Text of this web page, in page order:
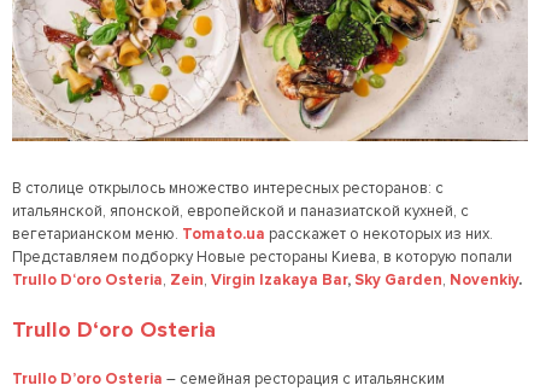
В столице открылось множество интересных ресторанов: с
итальянской, японской, европейской и паназиатской кухней, с
вегетарианском меню. Tomato.ua расскажет о некоторых из них.
Представляем подборку Новые рестораны Киева, в которую попали
Trullo D‘oro Osteria, Zein, Virgin Izakaya Bar, Sky Garden, Novenkiy.
Trullo D‘oro Osteria
Trullo D’oro Osteria – семейная ресторация с итальянским